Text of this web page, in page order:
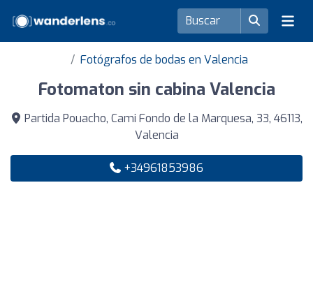
Fotógrafos de bodas en Valencia
Fotomaton sin cabina Valencia
Partida Pouacho, Cami Fondo de la Marquesa, 33, 46113,
Valencia
+34961853986